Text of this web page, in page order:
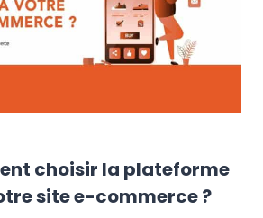
choisir la plateforme
site e-commerce ?